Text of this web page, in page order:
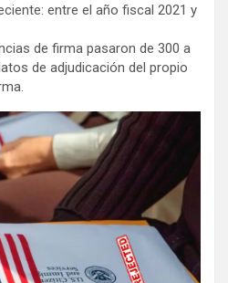
entre el año fiscal 2021 y
de firma pasaron de 300 a
de adjudicación del propio